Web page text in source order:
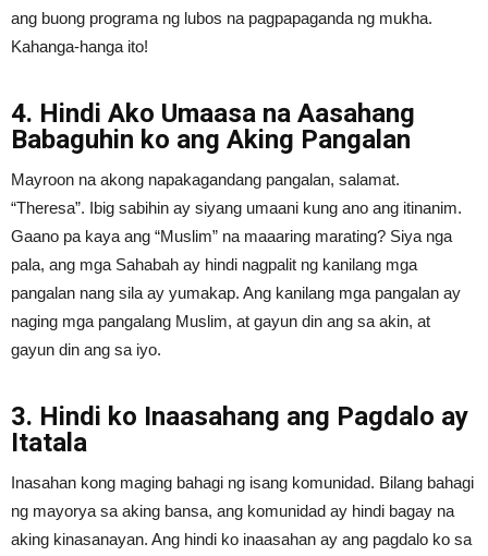
ang buong programa ng lubos na pagpapaganda ng mukha.
Kahanga-hanga ito!
4. Hindi Ako Umaasa na Aasahang
Babaguhin ko ang Aking Pangalan
Mayroon na akong napakagandang pangalan, salamat.
“Theresa”. Ibig sabihin ay siyang umaani kung ano ang itinanim.
Gaano pa kaya ang “Muslim” na maaaring marating? Siya nga
pala, ang mga Sahabah ay hindi nagpalit ng kanilang mga
pangalan nang sila ay yumakap. Ang kanilang mga pangalan ay
naging mga pangalang Muslim, at gayun din ang sa akin, at
gayun din ang sa iyo.
3. Hindi ko Inaasahang ang Pagdalo ay
Itatala
Inasahan kong maging bahagi ng isang komunidad. Bilang bahagi
ng mayorya sa aking bansa, ang komunidad ay hindi bagay na
aking kinasanayan. Ang hindi ko inaasahan ay ang pagdalo ko sa